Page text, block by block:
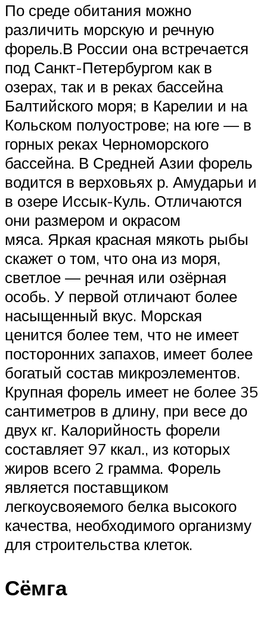
По среде обитания можно
различить морскую и речную
форель.В России она встречается
под Санкт-Петербургом как в
озерах, так и в реках бассейна
Балтийского моря; в Карелии и на
Кольском полуострове; на юге — в
горных реках Черноморского
бассейна. В Средней Азии форель
водится в верховьях р. Амударьи и
в озере Иссык-Куль. Отличаются
они размером и окрасом
мяса. Яркая красная мякоть рыбы
скажет о том, что она из моря,
светлое — речная или озёрная
особь. У первой отличают более
насыщенный вкус. Морская
ценится более тем, что не имеет
посторонних запахов, имеет более
богатый состав микроэлементов.
Крупная форель имеет не более 35
сантиметров в длину, при весе до
двух кг. Калорийность форели
составляет 97 ккал., из которых
жиров всего 2 грамма. Форель
является поставщиком
легкоусвояемого белка высокого
качества, необходимого организму
для строительства клеток.
Сёмга